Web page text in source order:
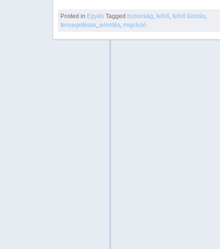
Posted in Egyéb Tagged biztonság,felhő,felhő tárolás,
fenyegetések,jelentés, migráció